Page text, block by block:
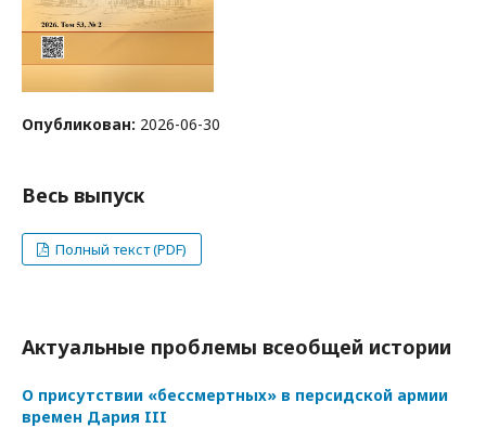
Опубликован: 2026-06-30
Весь выпуск
Полный текст (PDF)
Актуальные проблемы всеобщей истории
О присутствии «бессмертных» в персидской армии
времен Дария III